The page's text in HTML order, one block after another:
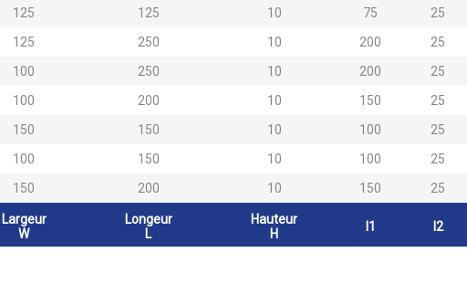
125 125 10 75 25
125 250 10 200 25
100 250 10 200 25
100 200 10 150 25
150 150 10 100 25
100 150 10 100 25
150 200 10 150 25
Largeur
W
Longeur
L
Hauteur
H
l1 l2